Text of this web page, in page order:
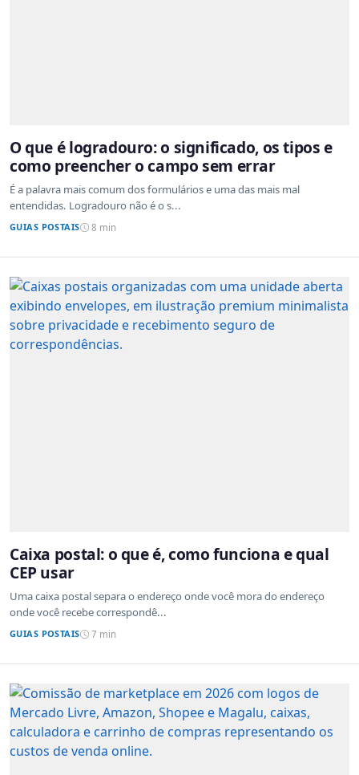
O que é logradouro: o significado, os tipos e
como preencher o campo sem errar
É a palavra mais comum dos formulários e uma das mais mal
entendidas. Logradouro não é o s...
GUIAS POSTAIS 8 min
Caixa postal: o que é, como funciona e qual
CEP usar
Uma caixa postal separa o endereço onde você mora do endereço
onde você recebe correspondê...
GUIAS POSTAIS 7 min